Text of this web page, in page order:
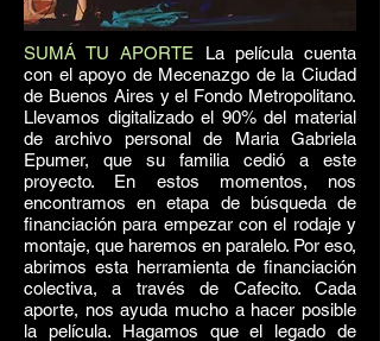
SUMÁ TU APORTE
La película cuenta
con el apoyo de Mecenazgo de la Ciudad
de Buenos Aires y el Fondo Metropolitano.
Llevamos digitalizado el 90% del material
de archivo personal de Maria Gabriela
Epumer, que su familia cedió a este
proyecto. En estos momentos, nos
encontramos en etapa de búsqueda de
financiación para empezar con el rodaje y
montaje, que haremos en paralelo. Por eso,
abrimos esta herramienta de financiación
colectiva, a través de Cafecito. Cada
aporte, nos ayuda mucho a hacer posible
la película. Hagamos que el legado de